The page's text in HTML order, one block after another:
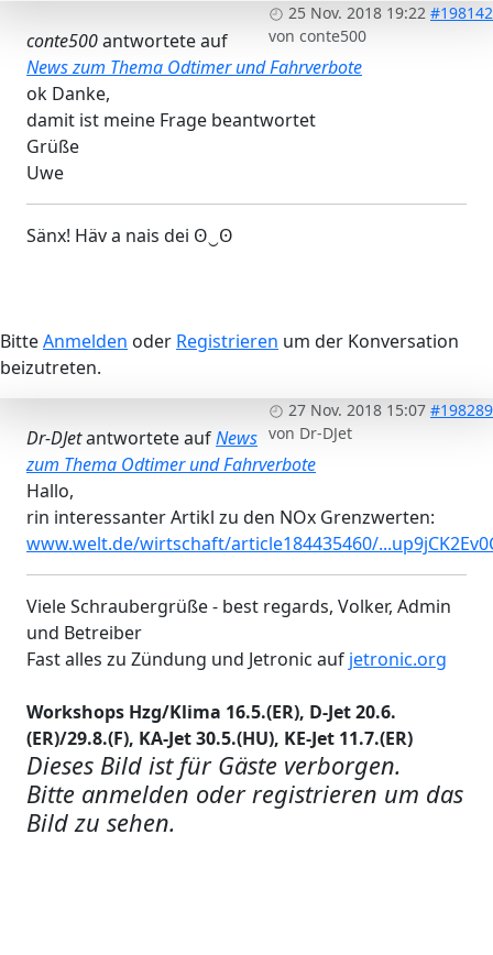
25 Nov. 2018 19:22 #198142
von conte500
conte500antwortete auf
News zum Thema Odtimer und Fahrverbote
ok Danke,
damit ist meine Frage beantwortet
Grüße
Uwe
Sänx! Häv a nais dei ʘ‿ʘ
BitteAnmelden oder Registrieren um der Konversation
beizutreten.
27 Nov. 2018 15:07 #198289
von Dr-DJet
Dr-DJetantwortete aufNews
zum Thema Odtimer und Fahrverbote
Hallo,
rin interessanter Artikl zu den NOx Grenzwerten:
www.welt.de/wirtschaft/article184435460/
Viele Schraubergrüße - best regards, Volker, Admin
und Betreiber
Fast alles zu Zündung und Jetronic auf jetronic.org
Workshops Hzg/Klima 16.5.(ER), D-Jet 20.6.
(ER)/29.8.(F), KA-Jet 30.5.(HU), KE-Jet 11.7.(ER)
Dieses Bild ist für Gäste verborgen.
Bitte anmelden oder registrieren um das
Bild zu sehen.